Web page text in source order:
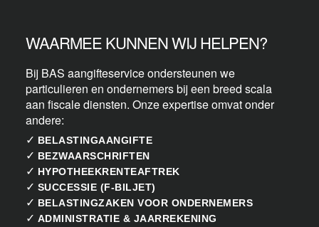
WAARMEE KUNNEN WIJ HELPEN?
Bij BAS aangifteservice ondersteunen we
particulieren en ondernemers bij een breed scala
aan fiscale diensten. Onze expertise omvat onder
andere:
✓ BELASTINGAANGIFTE
✓ BEZWAARSCHRIFTEN
✓ HYPOTHEEKRENTEAFTREK
✓ SUCCESSIE (F-BILJET)
✓ BELASTINGZAKEN VOOR ONDERNEMERS
✓ ADMINISTRATIE & JAARREKENING